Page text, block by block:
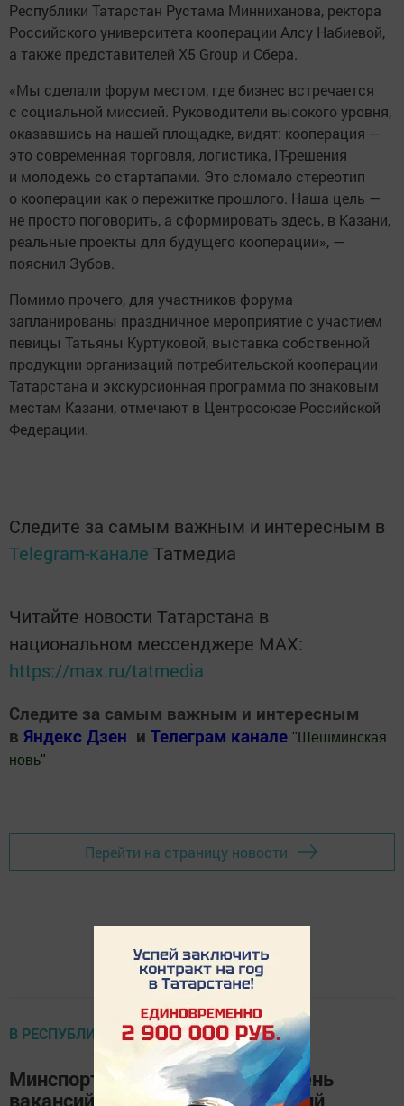
Республики Татарстан Рустама Минниханова, ректора
Российского университета кооперации Алсу Набиевой,
а также представителей X5 Group и Сбера.
«Мы сделали форум местом, где бизнес встречается
с социальной миссией. Руководители высокого уровня,
оказавшись на нашей площадке, видят: кооперация —
это современная торговля, логистика, IT-решения
и молодежь со стартапами. Это сломало стереотип
о кооперации как о пережитке прошлого. Наша цель —
не просто поговорить, а сформировать здесь, в Казани,
реальные проекты для будущего кооперации», —
пояснил Зубов.
Помимо прочего, для участников форума
запланированы праздничное мероприятие с участием
певицы Татьяны Куртуковой, выставка собственной
продукции организаций потребительской кооперации
Татарстана и экскурсионная программа по знаковым
местам Казани, отмечают в Центросоюзе Российской
Федерации.
Следите за самым важным и интересным в
Telegram-канале Татмедиа
Читайте новости Татарстана в
национальном мессенджере MАХ:
https://max.ru/tatmedia
Следите за самым важным и интересным
в Яндекс Дзен и Телеграм канале " Шешминская
новь"
Перейти на страницу новости
В РЕСПУБЛИКЕ
Минспорта РТ утвердило перечень
вакансий по программе «Земский